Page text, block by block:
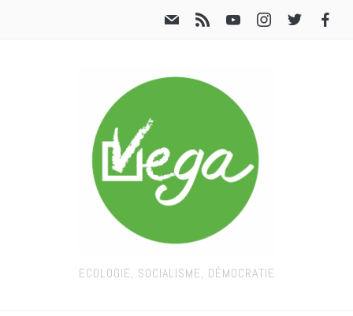
ECOLOGIE, SOCIALISME, DÉMOCRATIE